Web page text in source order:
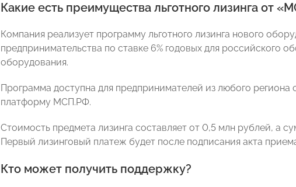
Какие есть преимущества льготного лизинга от
Компания реализует программу льготного лизинга нового
предпринимательства по ставке 6% годовых для российского
оборудования.
Программа доступна для предпринимателей из любого региона
платформу МСП.РФ.
Стоимость предмета лизинга составляет от 0,5 млн рублей, а
Первый лизинговый платеж будет после подписания акта
Кто может получить поддержку?